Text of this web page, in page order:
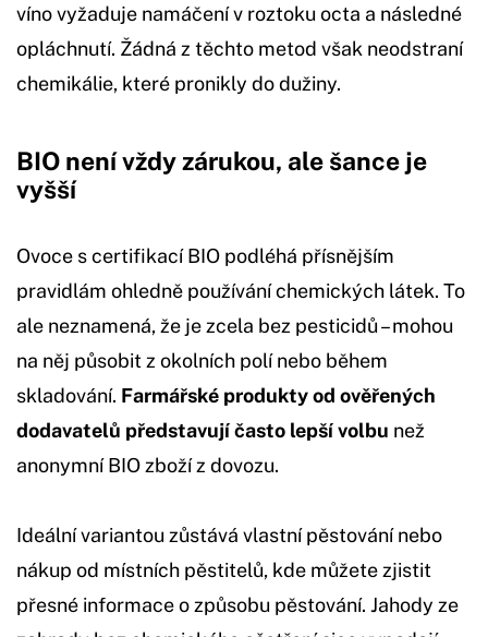
víno vyžaduje namáčení v roztoku octa a následné
opláchnutí. Žádná z těchto metod však neodstraní
chemikálie, které pronikly do dužiny.
BIO není vždy zárukou, ale šance je
vyšší
Ovoce s certifikací BIO podléhá přísnějším
pravidlám ohledně používání chemických látek. To
ale neznamená, že je zcela bez pesticidů – mohou
na něj působit z okolních polí nebo během
skladování. Farmářské produkty od ověřených
dodavatelů představují často lepší volbu než
anonymní BIO zboží z dovozu.
Ideální variantou zůstává vlastní pěstování nebo
nákup od místních pěstitelů, kde můžete zjistit
přesné informace o způsobu pěstování. Jahody ze